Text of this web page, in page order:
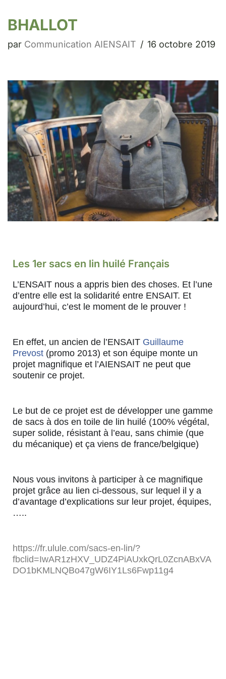
BHALLOT
par Communication AIENSAIT 16 octobre 2019
Les 1er sacs en lin huilé Français
L’ENSAIT nous a appris bien des choses. Et l’une
d’entre elle est la solidarité entre ENSAIT. Et
aujourd’hui, c’est le moment de le prouver !
En effet, un ancien de l’ENSAIT Guillaume
Prevost (promo 2013) et son équipe monte un
projet magnifique et l’AIENSAIT ne peut que
soutenir ce projet.
Le but de ce projet est de développer une gamme
de sacs à dos en toile de lin huilé (100% végétal,
super solide, résistant à l’eau, sans chimie (que
du mécanique) et ça viens de france/belgique)
Nous vous invitons à participer à ce magnifique
projet grâce au lien ci-dessous, sur lequel il y a
d’avantage d’explications sur leur projet, équipes,
…..
https://fr.ulule.com/sacs-en-lin/?
fbclid=IwAR1zHXV_UDZ4PiAUxkQrL0ZcnABxVA
DO1bKMLNQBo47gW6IY1Ls6Fwp11g4